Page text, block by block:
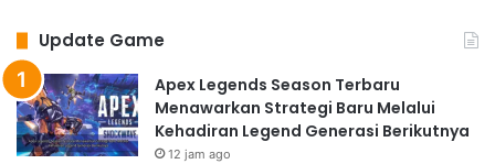
Update Game
Apex Legends Season Terbaru
Menawarkan Strategi Baru Melalui
Kehadiran Legend Generasi Berikutnya
12 jam ago